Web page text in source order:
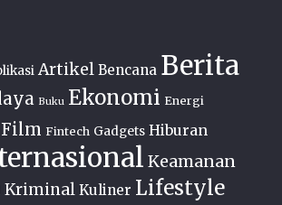
Artikel Bencana Berita
Buku Ekonomi Energi
Film Fintech Gadgets Hiburan
Keamanan
Kriminal Kuliner Lifestyle